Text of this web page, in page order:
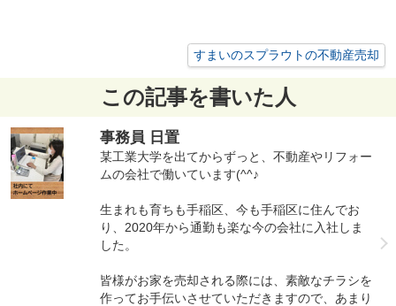
すまいのスプラウトの不動産売却
この記事を書いた人
事務員 日置
某工業大学を出てからずっと、不動産やリフォー
ムの会社で働いています(^^♪
生まれも育ちも手稲区、今も手稲区に住んでお
り、2020年から通勤も楽な今の会社に入社しま
した。
皆様がお家を売却される際には、素敵なチラシを
作ってお手伝いさせていただきますので、あまり